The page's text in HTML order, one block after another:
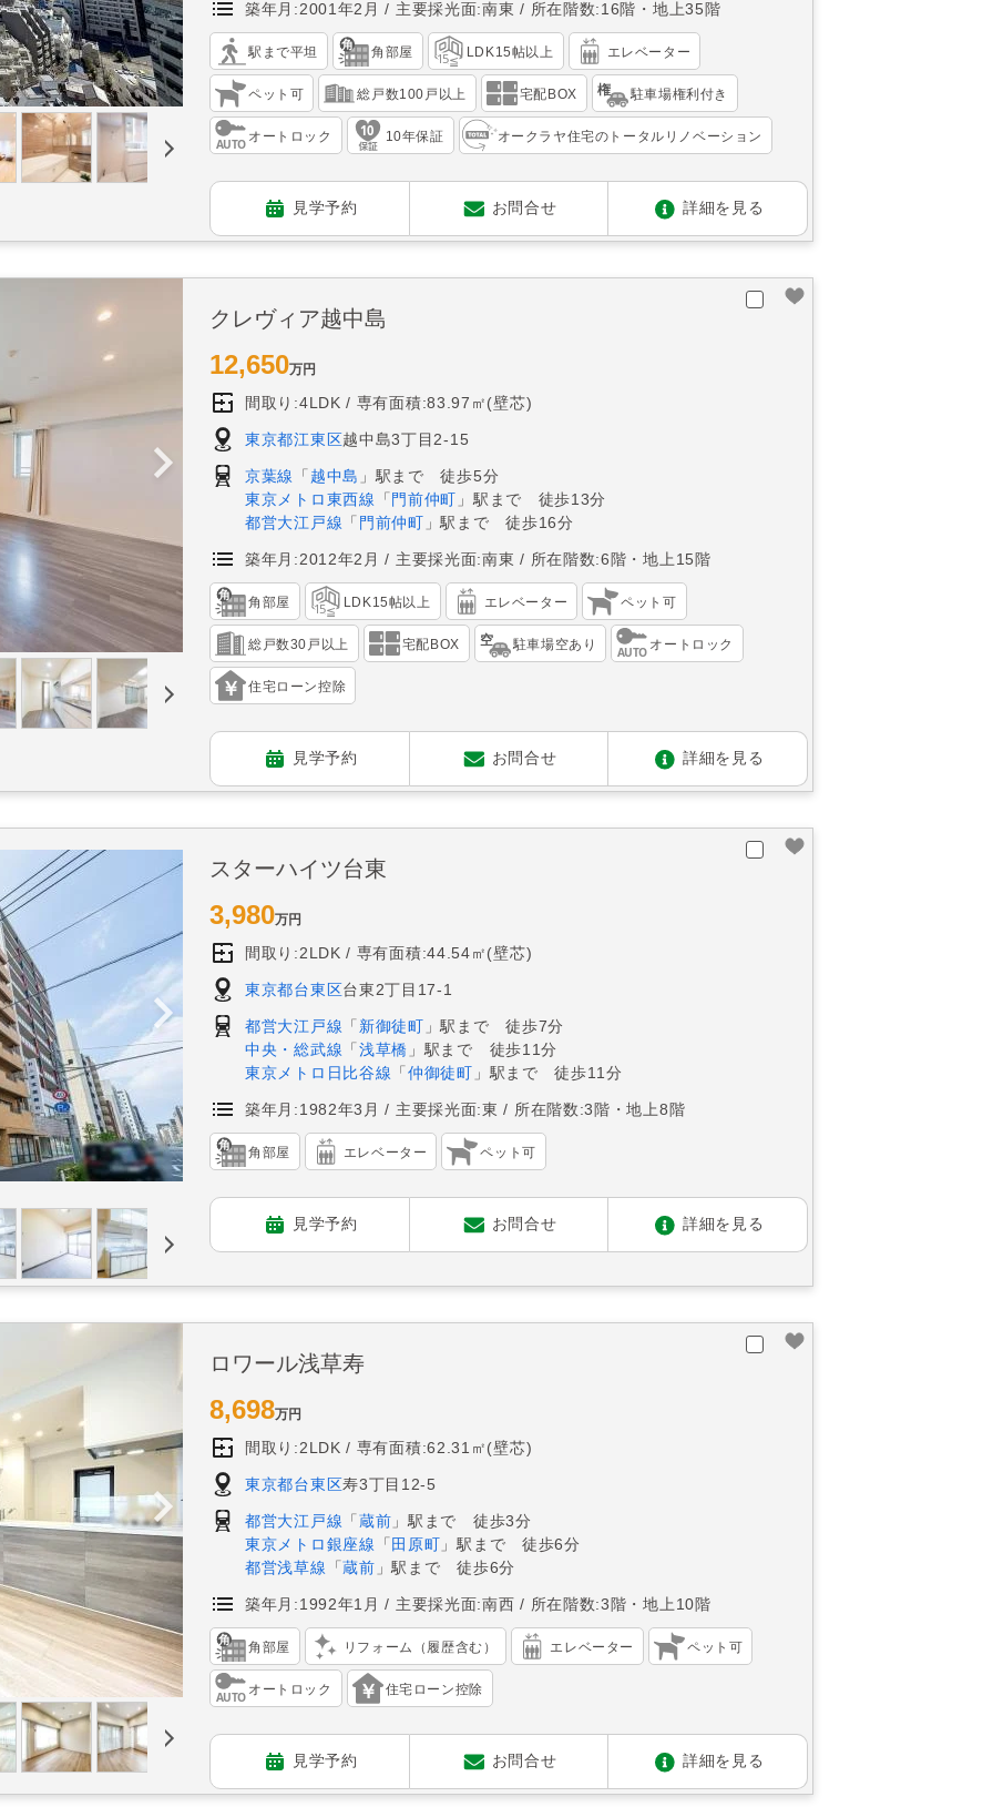
築年月:2001年2月 主要採光面:南東 所在階数:16階・地上35階
駅まで平坦 角部屋 LDK15帖以上 エレベーター
ペット可 総戸数100戸以上 宅配BOX 駐車場権利付き
オートロック 10年保証 オークラヤ住宅のトータルリノベーション
見学予約 お問合せ 詳細を見る
クレヴィア越中島
12,650万円
間取り:4LDK 専有面積:83.97㎡(壁芯)
東京都江東区越中島3丁目2-15
京葉線 「 越中島 」駅まで 徒歩5分
東京メトロ東西線
「 門前仲町 」駅まで 徒歩13分
都営大江戸線 「 門前仲町 」駅まで 徒歩16分
築年月:2012年2月 主要採光面:南東 所在階数:6階・地上15階
角部屋 LDK15帖以上 エレベーター ペット可
総戸数30戸以上 宅配BOX 駐車場空あり オートロック
住宅ローン控除
見学予約 お問合せ 詳細を見る
スターハイツ台東
3,980万円
間取り:2LDK 専有面積:44.54㎡(壁芯)
東京都台東区台東2丁目17-1
都営大江戸線 「 新御徒町 」駅まで 徒歩7分
中央・総武線 「 浅草橋 」駅まで 徒歩11分
東京メトロ日比谷線 「仲御徒町 」駅まで 徒歩11分
築年月:1982年3月 主要採光面:東 所在階数:3階・地上8階
角部屋 エレベーター ペット可
見学予約 お問合せ 詳細を見る
ロワール浅草寿
8,698万円
間取り:2LDK 専有面積:62.31㎡(壁芯)
東京都台東区寿3丁目12-5
都営大江戸線 「 蔵前 」駅まで 徒歩3分
東京メトロ銀座線
「 田原町 」駅まで 徒歩6分
都営浅草線 「蔵前 」駅まで 徒歩6分
築年月:1992年1月 主要採光面:南西 所在階数:3階・地上10階
角部屋 リフォーム（履歴含む） エレベーター ペット可
オートロック 住宅ローン控除
見学予約 お問合せ 詳細を見る